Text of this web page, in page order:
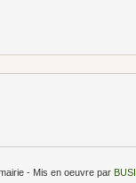
- Mis en oeuvre par